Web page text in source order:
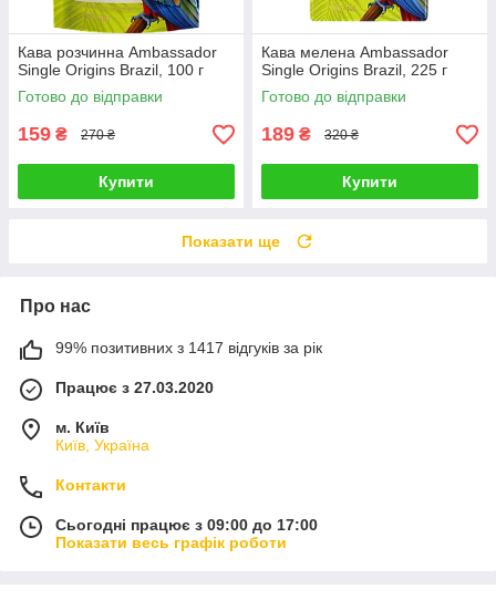
Кава розчинна Ambassador
Single Origins Brazil, 100 г
Готово до відправки
159 ₴ 270 ₴
Купити
Кава мелена Ambassador
Single Origins Brazil, 225 г
Готово до відправки
189 ₴ 320 ₴
Купити
Показати ще
Про нас
99% позитивних з 1417 відгуків за рік
Працює з 27.03.2020
м. Київ
Київ, Україна
Контакти
Сьогодні працює з 09:00 до 17:00
Показати весь графік роботи